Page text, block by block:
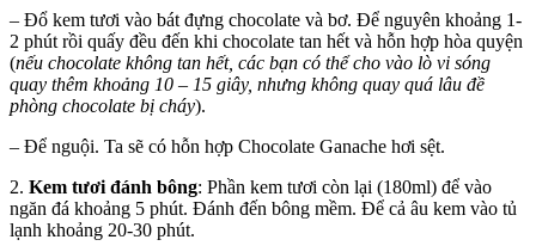
– Đổ kem tươi vào bát đựng chocolate và bơ. Để nguyên khoảng 1-
2 phút rồi quấy đều đến khi chocolate tan hết và hỗn hợp hòa quyện
(nếu chocolate không tan hết, các bạn có thể cho vào lò vi sóng
quay thêm khoảng 10 – 15 giây, nhưng không quay quá lâu đề
phòng chocolate bị cháy).
– Để nguội. Ta sẽ có hỗn hợp Chocolate Ganache hơi sệt.
2. Kem tươi đánh bông: Phần kem tươi còn lại (180ml) để vào
ngăn đá khoảng 5 phút. Đánh đến bông mềm. Để cả âu kem vào tủ
lạnh khoảng 20-30 phút.